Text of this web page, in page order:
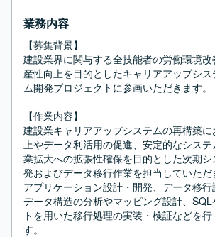
業務内容
【募集背景】
建設業界に関与する全技能者の労働環境
産性向上を目的としたキャリアアップシ
ム開発プロジェクトに参画いただきます。
【作業内容】
建設業キャリアアップシステムの再構築
上やデータ利活用の促進、安定的なシス
業拡大への拡張性確保を目的とした次期
発およびデータ移行作業を担当していただ
アプリケーション設計・開発、データ移
データ構造の分析やマッピング設計、
トを用いた移行処理の実装・検証などを
す。